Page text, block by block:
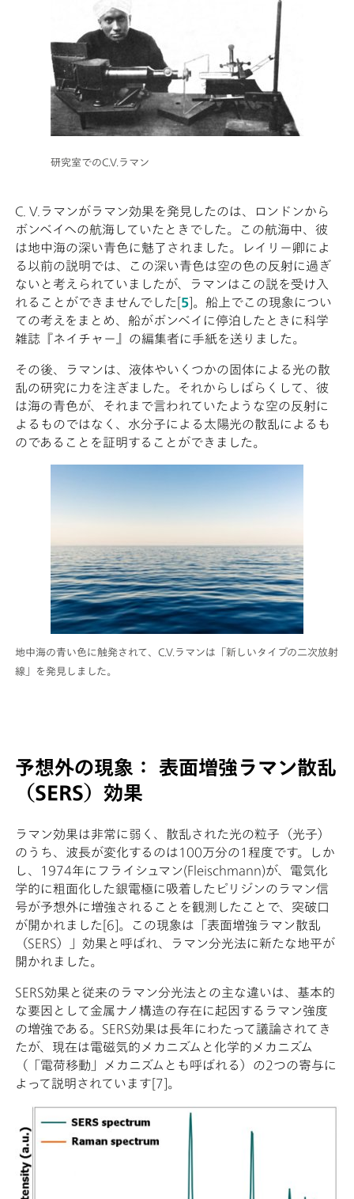
研究室でのC.V.ラマン
地中海の青い色に触発されて、C.V.ラマンは「新しいタイプの二次放射
線」を発見しました。
C. V.ラマンがラマン効果を発見したのは、ロンドンから
ボンベイへの航海していたときでした。この航海中、彼
は地中海の深い青色に魅了されました。レイリー卿によ
る以前の説明では、この深い青色は空の色の反射に過ぎ
ないと考えられていましたが、ラマンはこの説を受け入
れることができませんでした[ 5 ]。船上でこの現象につい
ての考えをまとめ、船がボンベイに停泊したときに科学
雑誌『ネイチャー』の編集者に手紙を送りました。
その後、ラマンは、液体やいくつかの固体による光の散
乱の研究に力を注ぎました。それからしばらくして、彼
は海の青色が、それまで言われていたような空の反射に
よるものではなく、水分子による太陽光の散乱によるも
のであることを証明することができました。
予想外の現象： 表面増強ラマン散乱
（SERS）効果
ラマン効果は非常に弱く、散乱された光の粒子（光子）
のうち、波長が変化するのは100万分の1程度です。しか
し、1974年にフライシュマン(Fleischmann)が、電気化
学的に粗面化した銀電極に吸着したピリジンのラマン信
号が予想外に増強されることを観測したことで、突破口
が開かれました[6]。この現象は「表面増強ラマン散乱
（SERS）」効果と呼ばれ、ラマン分光法に新たな地平が
開かれました。
SERS効果と従来のラマン分光法との主な違いは、基本的
な要因として金属ナノ構造の存在に起因するラマン強度
の増強である。SERS効果は長年にわたって議論されてき
たが、現在は電磁気的メカニズムと化学的メカニズム
（「電荷移動」メカニズムとも呼ばれる）の2つの寄与に
よって説明されています[7]。